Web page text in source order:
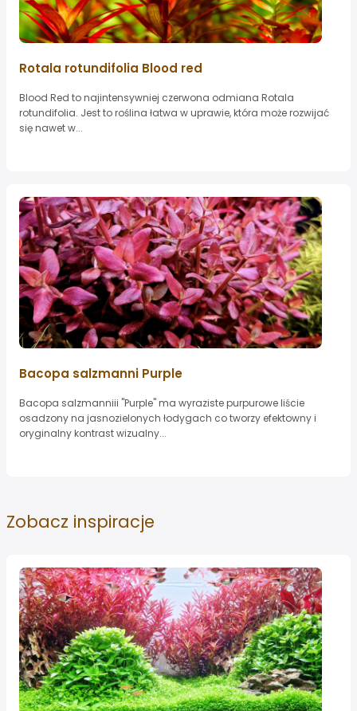
Rotala rotundifolia Blood red
Blood Red to najintensywniej czerwona odmiana Rotala
rotundifolia. Jest to roślina łatwa w uprawie, która może rozwijać
się nawet w...
Bacopa salzmanni Purple
Bacopa salzmanniii "Purple" ma wyraziste purpurowe liście
osadzony na jasnozielonych łodygach co tworzy efektowny i
oryginalny kontrast wizualny...
Zobacz inspiracje